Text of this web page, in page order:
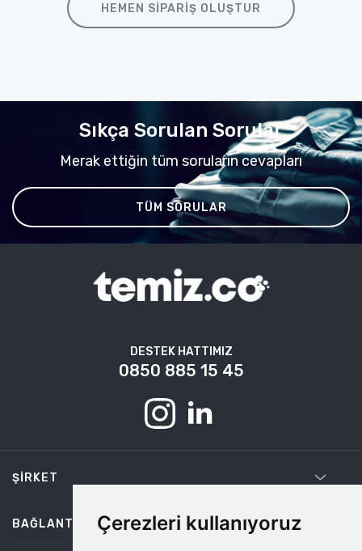
Çerezleri kullanıyoruz
HEMEN SIPARIŞ OLUŞTUR
Sıkça Sorulan Sorular
Merak ettiğin tüm soruların cevapları
TÜM SORULAR
DESTEK HATTIMIZ
0850 885 15 45
ŞIRKET
BAĞLANTILAR